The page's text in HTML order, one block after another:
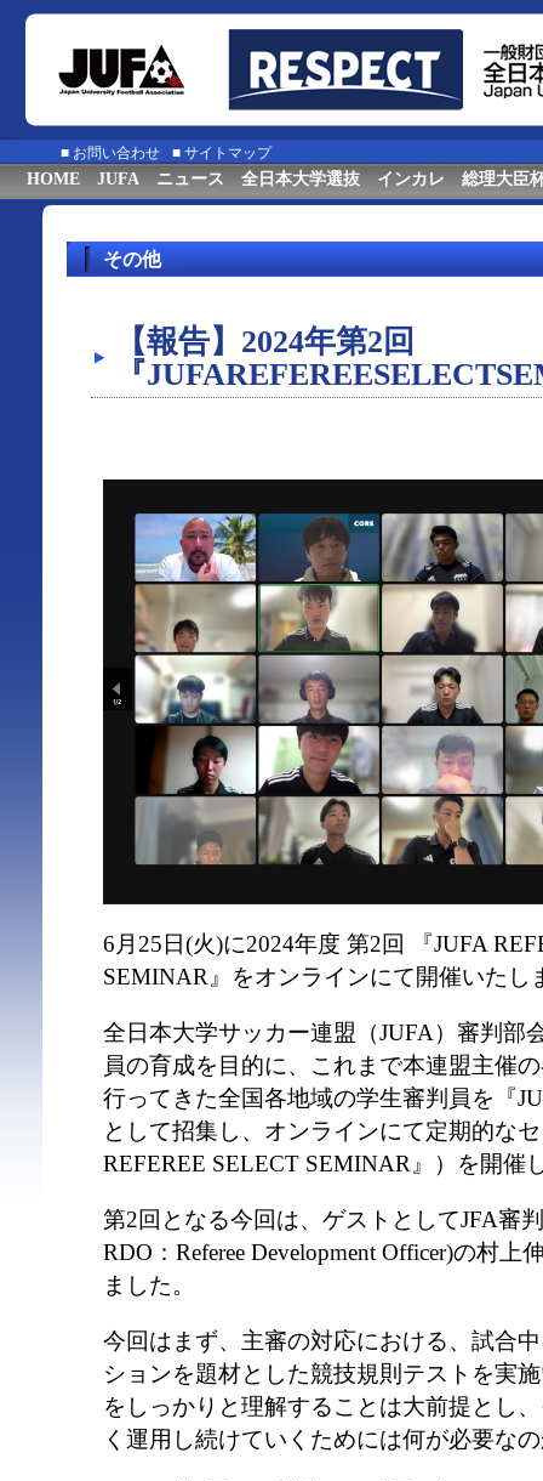
■ お問い合わせ ■ サイトマップ
HOME JUFA ニュース 全日本大学選抜 インカレ 総理大臣
その他
【報告】2024年第2回
『
6月25日(火)に2024年度 第2回 『JUFA
SEMINAR』をオンラインにて開催いたし
全日本大学サッカー連盟（JUFA）審判部
員の育成を目的に、これまで本連盟主催
行ってきた全国各地域の学生審判員を『
として招集し、オンラインにて定期的な
REFEREE SELECT SEMINAR』）を開催
第2回となる今回は、ゲストとしてJFA審
RDO：Referee Development Officer)の村
ました。
今回はまず、主審の対応における、試合
ションを題材とした競技規則テストを実
をしっかりと理解することは大前提とし
く運用し続けていくためには何が必要な